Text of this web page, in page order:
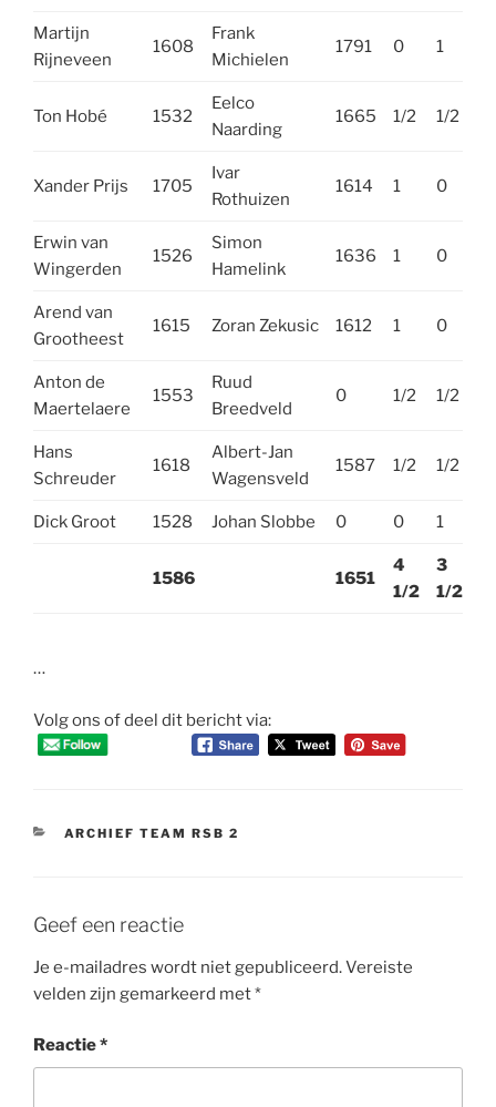
Martijn
Rijneveen
1608
Frank
Michielen
1791 0 1
Ton Hobé 1532
Eelco
Naarding
1665 1/2 1/2
Xander Prijs 1705
Ivar
Rothuizen
1614 1 0
Erwin van
Wingerden
1526
Simon
Hamelink
1636 1 0
Arend van
Grootheest
1615 Zoran Zekusic 1612 1 0
Anton de
Maertelaere
1553
Ruud
Breedveld
0 1/2 1/2
Hans
Schreuder
1618
Albert-Jan
Wagensveld
1587 1/2 1/2
Dick Groot 1528 Johan Slobbe 0 0 1
1586 1651
4
1/2
3
1/2
…
Volg ons of deel dit bericht via:
CATEGORIEËN
ARCHIEF TEAM RSB 2
Geef een reactie
Je e-mailadres wordt niet gepubliceerd.Vereiste
velden zijn gemarkeerd met*
Reactie*